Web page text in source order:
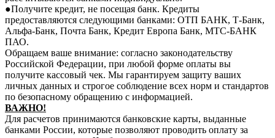
●Получите кредит, не посещая банк. Кредиты
предоставляются следующими банками: ОТП БАНК, Т-Банк,
Альфа-Банк, Почта Банк, Кредит Европа Банк, МТС-БАНК
ПАО.
Обращаем ваше внимание: согласно законодательству
Российской Федерации, при любой форме оплаты вы
получите кассовый чек. Мы гарантируем защиту ваших
личных данных и строгое соблюдение всех норм и стандартов
по безопасному обращению с информацией.
ВАЖНО!
Для расчетов принимаются банковские карты, выданные
банками России, которые позволяют проводить оплату за